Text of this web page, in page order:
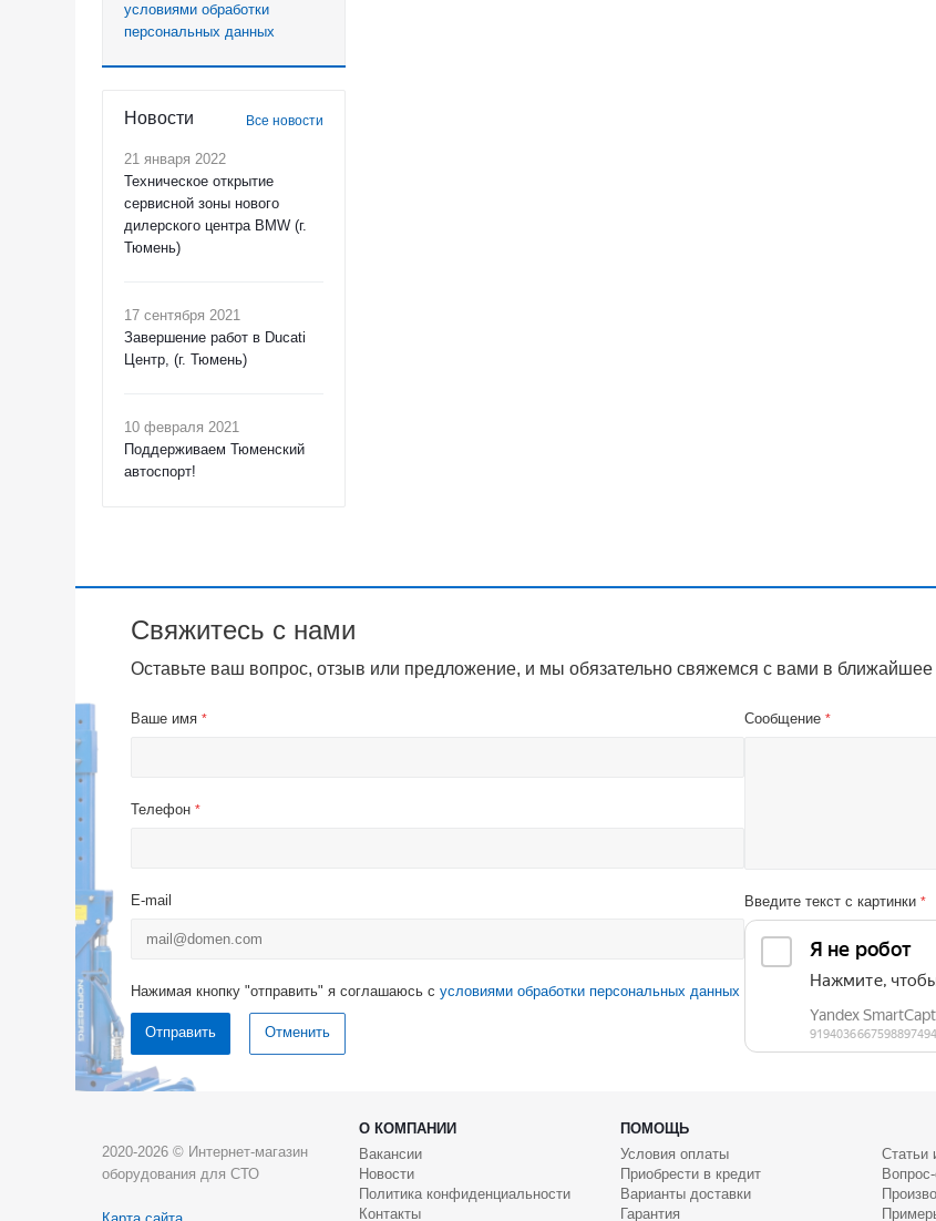
условиями обработки
персональных данных
Новости Все новости
21 января 2022
Техническое открытие
сервисной зоны нового
дилерского центра BMW (г.
Тюмень)
17 сентября 2021
Завершение работ в Ducati
Центр, (г. Тюмень)
10 февраля 2021
Поддерживаем Тюменский
автоспорт!
Свяжитесь с нами
Оставьте ваш вопрос, отзыв или предложение, и мы обязательно свяжемся с вами в
Ваше имя *
Телефон *
E-mail
Сообщение *
Введите текст с картинки *
Нажимая кнопку "отправить" я соглашаюсь с условиями обработки персональных данных
Отменить
2020-2026 © Интернет-магазин
оборудования для СТО
О КОМПАНИИ
ПОМОЩЬ
Вакансии
Новости
Политика конфиденциальности
Контакты
Условия оплаты
Приобрести в кредит
Варианты доставки
Гарантия
Статьи